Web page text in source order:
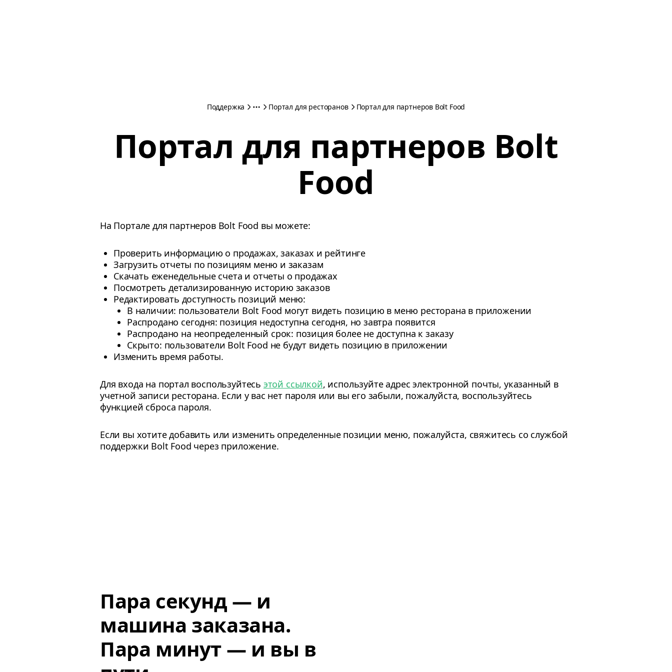
Поддержка Портал для ресторанов Портал для партнеров Bolt Food
Портал для партнеров Bolt
Food
На Портале для партнеров Bolt Food вы можете:
Проверить информацию о продажах, заказах и рейтинге
Загрузить отчеты по позициям меню и заказам
Скачать еженедельные счета и отчеты о продажах
Посмотреть детализированную историю заказов
Редактировать доступность позиций меню:
В наличии: пользователи Bolt Food могут видеть позицию в меню ресторана в приложении
Распродано сегодня: позиция недоступна сегодня, но завтра появится
Распродано на неопределенный срок: позиция более не доступна к заказу
Скрыто: пользователи Bolt Food не будут видеть позицию в приложении
Изменить время работы.
Для входа на портал воспользуйтесь этой ссылкой, используйте адрес электронной почты, указанный в
учетной записи ресторана. Если у вас нет пароля или вы его забыли, пожалуйста, воспользуйтесь
функцией сброса пароля.
Если вы хотите добавить или изменить определенные позиции меню, пожалуйста, свяжитесь со службой
поддержки Bolt Food через приложение.
Пара секунд — и
машина заказана.
Пара минут — и вы в